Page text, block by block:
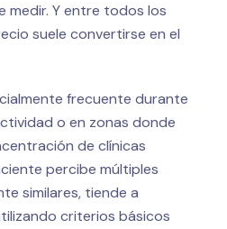
medir. Y entre todos los
suele convertirse en el
frecuente durante
o en zonas donde
de clínicas
percibe múltiples
similares, tiende a
criterios básicos